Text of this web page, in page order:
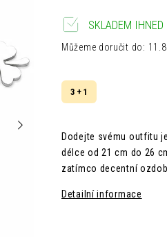
3 + 1
Dodejte svému outfitu
délce od 21 cm do 26
zatímco decentní
Detailní informace
SKLADEM IHNED
Můžeme doručit do: